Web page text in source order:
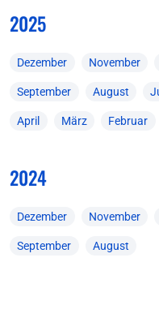
2025
Dezember November
September August
April März Februar
2024
Dezember November
September August